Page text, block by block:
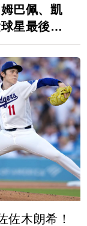
巴佩、凱
星最後對
佐木朗希！